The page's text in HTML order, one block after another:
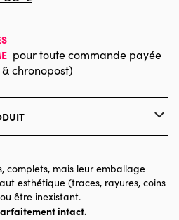
pour toute commande payée
chronopost)
Puzzles - Chats
Puzzle pour Adultes (500 à
complets, mais leur emballage
esthétique (traces, rayures, coins
être inexistant.
intact.